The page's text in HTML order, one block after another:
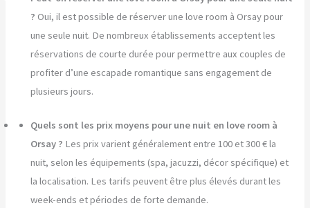
? Oui, il est possible de réserver une love room à Orsay pour
une seule nuit. De nombreux établissements acceptent les
réservations de courte durée pour permettre aux couples de
profiter d’une escapade romantique sans engagement de
plusieurs jours.
Quels sont les prix moyens pour une nuit en love room à
Orsay ? Les prix varient généralement entre 100 et 300 € la
nuit, selon les équipements (spa, jacuzzi, décor spécifique) et
la localisation. Les tarifs peuvent être plus élevés durant les
week-ends et périodes de forte demande.